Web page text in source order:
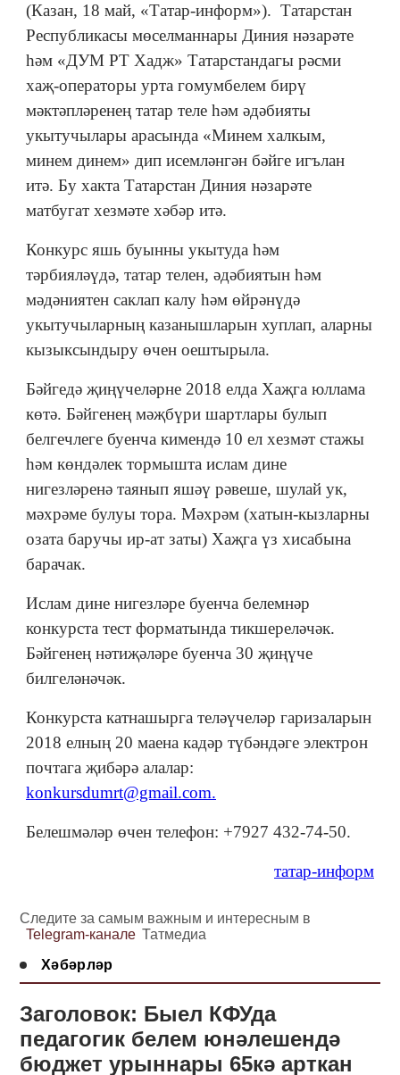
(Казан, 18 май, «Татар-информ»). Татарстан
Республикасы мөселманнары Диния нәзарәте
һәм «ДУМ РТ Хадж» Татарстандагы рәсми
хаҗ-операторы урта гомумбелем бирү
мәктәпләренең татар теле һәм әдәбияты
укытучылары арасында «Минем халкым,
минем динем» дип исемләнгән бәйге игълан
итә. Бу хакта Татарстан Диния нәзарәте
матбугат хезмәте хәбәр итә.
Конкурс яшь буынны укытуда һәм
тәрбияләүдә, татар телен, әдәбиятын һәм
мәдәниятен саклап калу һәм өйрәнүдә
укытучыларның казанышларын хуплап, аларны
кызыксындыру өчен оештырыла.
Бәйгедә җиңүчеләрне 2018 елда Хаҗга юллама
көтә. Бәйгенең мәҗбүри шартлары булып
белгечлеге буенча кимендә 10 ел хезмәт стажы
һәм көндәлек тормышта ислам дине
нигезләренә таянып яшәү рәвеше, шулай ук,
мәхрәме булуы тора. Мәхрәм (хатын-кызларны
озата баручы ир-ат заты) Хаҗга үз хисабына
барачак.
Ислам дине нигезләре буенча белемнәр
конкурста тест форматында тикшереләчәк.
Бәйгенең нәтиҗәләре буенча 30 җиңүче
билгеләнәчәк.
Конкурста катнашырга теләүчеләр гаризаларын
2018 елның 20 маена кадәр түбәндәге электрон
почтага җибәрә алалар:
konkursdumrt@gmail.com.
Белешмәләр өчен телефон: +7927 432-74-50.
татар-информ
Следите за самым важным и интересным в
Telegram-канале Татмедиа
Хәбәрләр
Заголовок: Быел КФУда
педагогик белем юнәлешендә
бюджет урыннары 65кә арткан